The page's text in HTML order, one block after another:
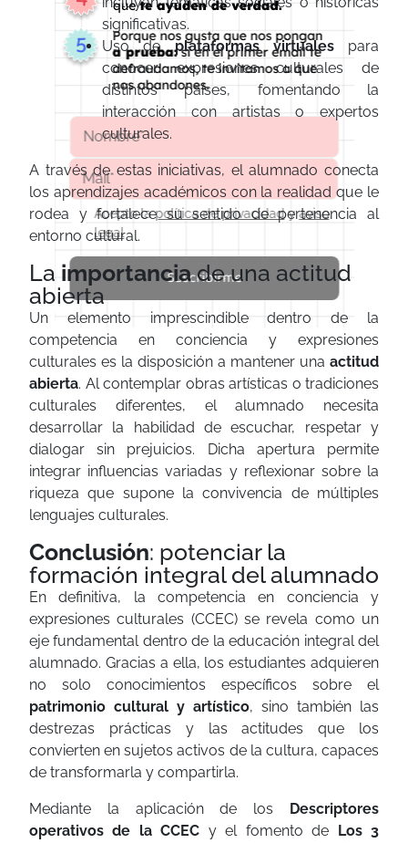
Acepto lapolítica de privacidadyaviso
legal
Suscribirme
significativas.
Uso deplataformas virtualespara
conocer expresiones culturales de
distintos países, fomentando la
interacción con artistas o expertos
culturales.
A través de estas iniciativas, el alumnado conecta
los aprendizajes académicos con la realidad que le
rodea y fortalece su sentido de pertenencia al
entorno cultural.
La importanciade una actitud
abierta
Un elemento imprescindible dentro de la
competencia en conciencia y expresiones
culturales es la disposición a mantener una actitud
abierta. Al contemplar obras artísticas o tradiciones
culturales diferentes, el alumnado necesita
desarrollar la habilidad de escuchar, respetar y
dialogar sin prejuicios. Dicha apertura permite
integrar influencias variadas y reflexionar sobre la
riqueza que supone la convivencia de múltiples
lenguajes culturales.
Conclusión: potenciar la
formación integral del alumnado
En definitiva, la competencia en conciencia y
expresiones culturales (CCEC) se revela como un
eje fundamental dentro de la educación integral del
alumnado. Gracias a ella, los estudiantes adquieren
no solo conocimientos específicos sobre el
patrimonio cultural y artístico, sino también las
destrezas prácticas y las actitudes que los
convierten en sujetos activos de la cultura, capaces
de transformarla y compartirla.
Mediante la aplicación de los Descriptores
operativos de la CCEC y el fomento de Los 3